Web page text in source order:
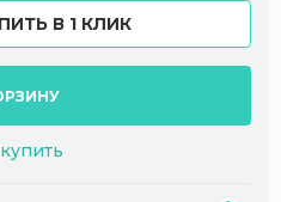
В 1 КЛИК